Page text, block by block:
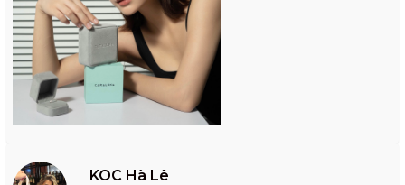
KOC Hà Lê